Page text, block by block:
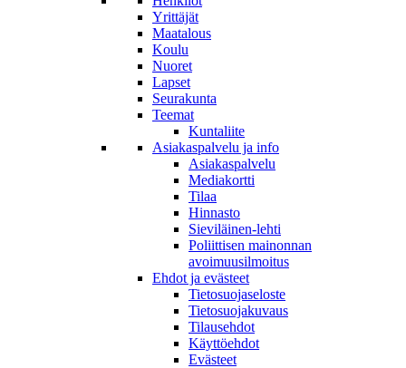
Yrittäjät
Maatalous
Koulu
Nuoret
Lapset
Seurakunta
Teemat
Kuntaliite
Asiakaspalvelu ja info
Asiakaspalvelu
Mediakortti
Tilaa
Hinnasto
Sieviläinen-lehti
Poliittisen mainonnan
avoimuusilmoitus
Ehdot ja evästeet
Tietosuojaseloste
Tietosuojakuvaus
Tilausehdot
Käyttöehdot
Evästeet